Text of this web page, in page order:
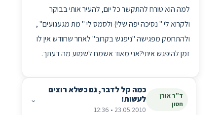
למה הוא טורח להתקשר כל יום, להעיר אותי בבוקר
ולקרוא לי " נסיכה יפה שלי) ולסמס לי " מת מגעגועים" ,
ולהתחמק מפגישה "ניפגש בקרוב" לאחר שחודש אין לו
זמן להיפגש איתי?אני מאוד אשמח לשמוע מה דעתך.
ד"ר אורן
חסון
כמה קל לדבר, גם כשלא רוצים
לעשות!
23.05.2010 • 12:36
⌄